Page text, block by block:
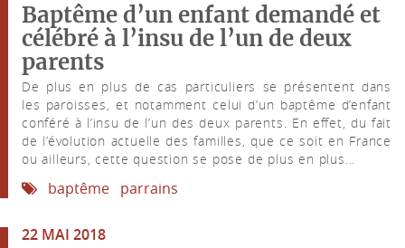
Baptême d’un enfant demandé et
célébré à l’insu de l’un de deux
parents
De plus en plus de cas particuliers se présentent dans
les paroisses, et notamment celui d’un baptême d’enfant
conféré à l’insu de l’un des deux parents. En effet, du fait
de l’évolution actuelle des familles, que ce soit en France
ou ailleurs, cette question se pose de plus en plus...
baptême parrains
22 MAI 2018